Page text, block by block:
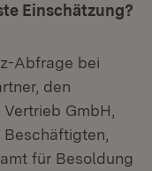
Einschätzung?
Abfrage bei
den
GmbH,
für Besoldung